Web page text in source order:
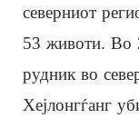
северниот
53 животи. Во
рудник во
Хејлонгѓанг